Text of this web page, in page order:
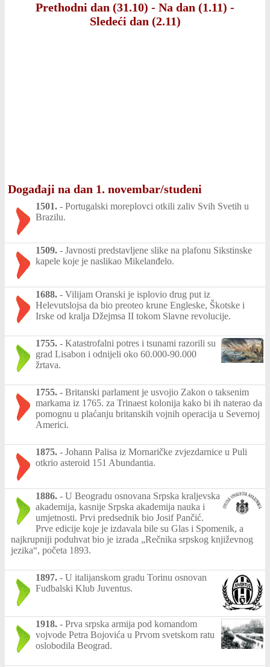
Prethodni dan (31.10) - Na dan (1.11) -
Sledeći dan (2.11)
Događaji na dan 1. novembar/studeni
1501. - Portugalski moreplovci otkili zaliv Svih Svetih u
Brazilu.
1509. - Javnosti predstavljene slike na plafonu Sikstinske
kapele koje je naslikao Mikelanđelo.
1688. - Vilijam Oranski je isplovio drug put iz
Helevutslojsa da bio preoteo krune Engleske, Škotske i
Irske od kralja Džejmsa II tokom Slavne revolucije.
1755. - Katastrofalni potres i tsunami razorili su
grad Lisabon i odnijeli oko 60.000-90.000
žrtava.
1755. - Britanski parlament je usvojio Zakon o taksenim
markama iz 1765. za Trinaest kolonija kako bi ih naterao da
pomognu u plaćanju britanskih vojnih operacija u Severnoj
Americi.
1875. - Johann Palisa iz Mornaričke zvjezdarnice u Puli
otkrio asteroid 151 Abundantia.
1886. - U Beogradu osnovana Srpska kraljevska
akademija, kasnije Srpska akademija nauka i
umjetnosti. Prvi predsednik bio Josif Pančić.
Prve edicije koje je izdavala bile su Glas i Spomenik, a
najkrupniji poduhvat bio je izrada „Rečnika srpskog književnog
jezika“, početa 1893.
1897. - U italijanskom gradu Torinu osnovan
Fudbalski Klub Juventus.
1918. - Prva srpska armija pod komandom
vojvode Petra Bojovića u Prvom svetskom ratu
oslobodila Beograd.